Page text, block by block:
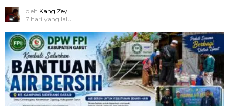
oleh Kang Zey
7 hari yang lalu